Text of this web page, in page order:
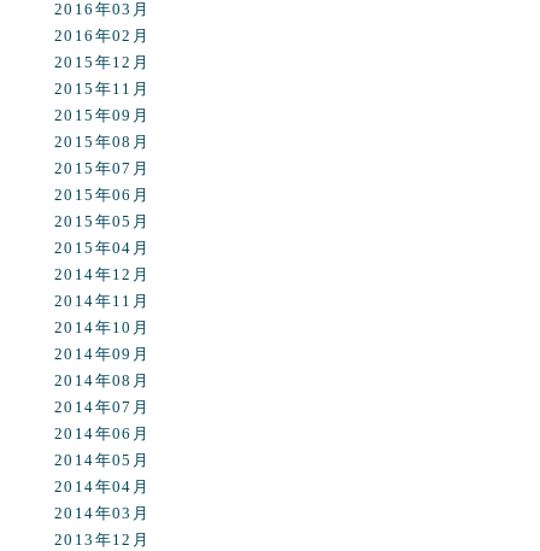
2016年03月
2016年02月
2015年12月
2015年11月
2015年09月
2015年08月
2015年07月
2015年06月
2015年05月
2015年04月
2014年12月
2014年11月
2014年10月
2014年09月
2014年08月
2014年07月
2014年06月
2014年05月
2014年04月
2014年03月
2013年12月